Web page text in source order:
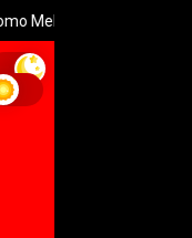
Pemadaman